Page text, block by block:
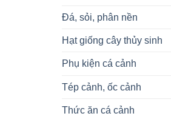
Đá, sỏi, phân nền
Hạt giống cây thủy sinh
Phụ kiện cá cảnh
Tép cảnh, ốc cảnh
Thức ăn cá cảnh